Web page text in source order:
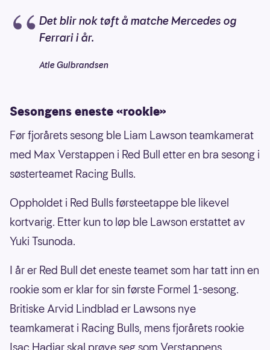
Cadillac
Sergio Pérez og Valtteri Bottas
Haas
Esteban Ocon og Oliver Bearman
McLaren
Lando Norris og Oscar Piastri
Andrea Kimi Antonelli og George Russell
Racing Bulls
Liam Lawson og Arvid Lindblad
Det blir nok tøft å matche Mercedes og
Ferrari i år.
Atle Gulbrandsen
Sesongens eneste «rookie»
Før fjorårets sesong ble Liam Lawson teamkamerat
med Max Verstappen i Red Bull etter en bra sesong i
søsterteamet Racing Bulls.
Oppholdet i Red Bulls førsteetappe ble likevel
kortvarig. Etter kun to løp ble Lawson erstattet av
Yuki Tsunoda.
I år er Red Bull det eneste teamet som har tatt inn en
rookie som er klar for sin første Formel 1-sesong.
Britiske Arvid Lindblad er Lawsons nye
teamkamerat i Racing Bulls, mens fjorårets rookie